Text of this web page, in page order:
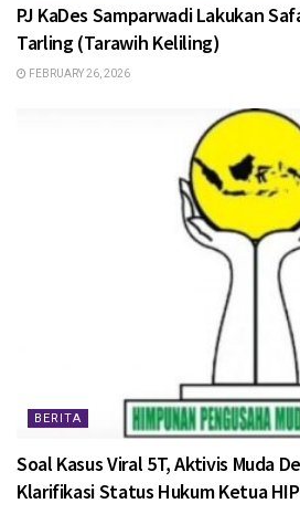
PJ KaDes Samparwadi Lakukan
Tarling (Tarawih Keliling)
FEBRUARY 26, 2026
BERITA
Soal Kasus Viral 5T, Aktivis Muda
Klarifikasi Status Hukum Ketua